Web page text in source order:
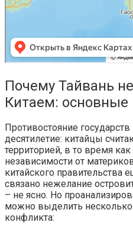
Почему Тайвань
Китаем:
Противостояние
десятилетие: китайцы
территорией, в то время
независимости от
китайского правительства
связано нежелание
– не ясно. Но
можно выделить
конфликта: